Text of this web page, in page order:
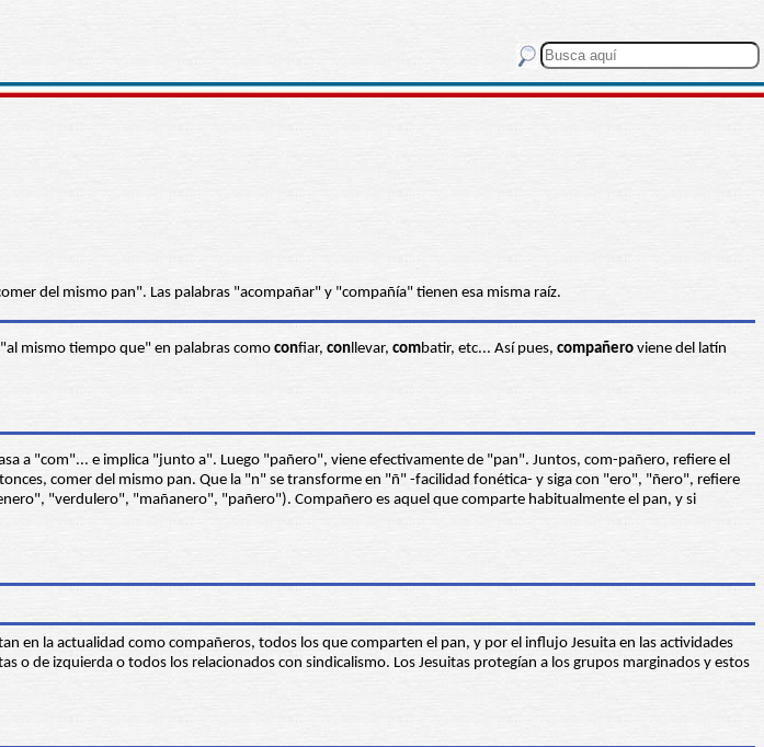
del mismo pan". Las palabras "acompañar" y "compañía" tienen esa misma raíz.
mismo tiempo que" en palabras como confiar, conllevar, combatir, etc... Así pues, compañero viene del latín
a "com"... e implica "junto a". Luego "pañero", viene efectivamente de "pan". Juntos, com-pañero, refiere el
comer del mismo pan. Que la "n" se transforme en "ñ" -facilidad fonética- y siga con "ero", "ñero", refiere
"verdulero", "mañanero", "pañero"). Compañero es aquel que comparte habitualmente el pan, y si
en la actualidad como compañeros, todos los que comparten el pan, y por el influjo Jesuita en las actividades
o de izquierda o todos los relacionados con sindicalismo. Los Jesuitas protegían a los grupos marginados y estos